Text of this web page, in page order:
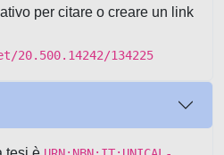
per citare o creare un link
134225